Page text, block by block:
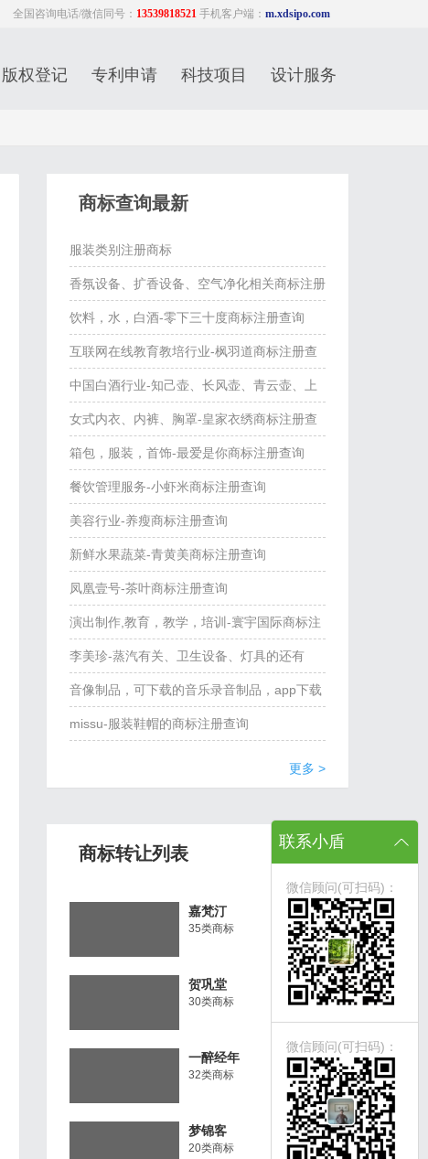
全国咨询电话/微信同号： 13539818521 手机客户端： m.xdsipo.com
设计服务
科技项目
专利申请
版权登记
联系小盾
微信顾问(可扫码)：
微信顾问(可扫码)：
商标查询最新
服装类别注册商标
香氛设备、扩香设备、空气净化相关商标注册
查询
饮料，水，白酒-零下三十度商标注册查询
互联网在线教育教培行业-枫羽道商标注册查
询
中国白酒行业-知己壶、长风壶、青云壶、上
善泉、秣马壶、甘醴、酎酱醇、酎酿、酎醴商
标注册查询
女式内衣、内裤、胸罩-皇家衣绣商标注册查
询
箱包，服装，首饰-最爱是你商标注册查询
餐饮管理服务-小虾米商标注册查询
美容行业-养瘦商标注册查询
新鲜水果蔬菜-青黄美商标注册查询
凤凰壹号-茶叶商标注册查询
演出制作,教育，教学，培训-寰宇国际商标注
册查询
李美珍-蒸汽有关、卫生设备、灯具的还有
么？商标注册查询
音像制品，可下载的音乐录音制品，app下载
软件，线上平台-猎谱道商标注册查询
missu-服装鞋帽的商标注册查询
更多 >
商标转让列表
嘉梵汀
35类商标
贺巩堂
30类商标
一醉经年
32类商标
梦锦客
20类商标